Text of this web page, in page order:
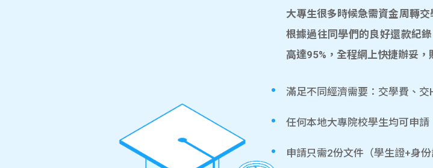
大專生很多時候急需資金周轉
根據過往同學們的良好還款紀
高達95%，全程網上快捷辦妥，
滿足不同經濟需要：交學費、
任何本地大專院校學生均可申請
申請只需2份文件（學生證+身